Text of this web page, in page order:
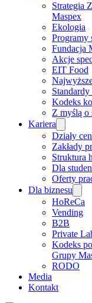
Strategia
Maspex
Ekologia
Programy
Fundacja
Akcje
EIT Food
Kodeks
Z myślą o
Kariera
Działy
Zakłady
Struktura
Dla
Oferty
Dla biznesu
HoReCa
Vending
B2B
Private
Kodeks
Grupy
RODO
Media
Kontakt